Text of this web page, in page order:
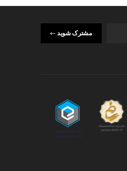
مشترک شوید